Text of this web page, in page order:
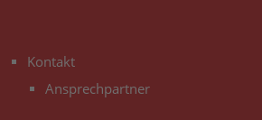
Kontakt
Ansprechpartner